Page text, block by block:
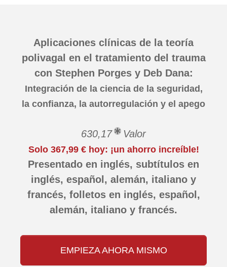
Aplicaciones clínicas de la teoría
polivagal en el tratamiento del trauma
con Stephen Porges y Deb Dana:
Integración de la ciencia de la seguridad,
la confianza, la autorregulación y el apego
630,17 Valor
Solo 367,99 € hoy: ¡un ahorro increíble!
Presentado en inglés, subtítulos en
inglés, español, alemán, italiano y
francés, folletos en inglés, español,
alemán, italiano y francés.
EMPIEZA AHORA MISMO